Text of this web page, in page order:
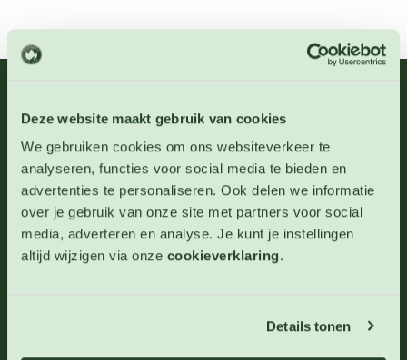
Deze website maakt gebruik van cookies
We gebruiken cookies om ons websiteverkeer te
analyseren, functies voor social media te bieden en
advertenties te personaliseren. Ook delen we informatie
over je gebruik van onze site met partners voor social
media, adverteren en analyse. Je kunt je instellingen
altijd wijzigen via onze cookieverklaring.
Details tonen
info@123zaden.nl
Schrijf u in voor onze nieuwsbrief
Inschrijven